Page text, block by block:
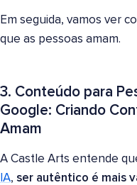
Em seguida, vamos ver
que as pessoas amam.
3. Conteúdo para
Google: Criando
Amam
A Castle Arts entende
IA, ser autêntico é mais